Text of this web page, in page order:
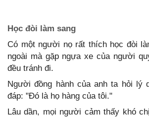
Học đòi làm sang
Có một người nọ rất thích học đòi
ngoài mà gặp ngựa xe của người
đều tránh đi.
Người đồng hành của anh ta hỏi lý
đáp: "Đó là họ hàng của tôi."
Lâu dần, mọi người cảm thấy khó